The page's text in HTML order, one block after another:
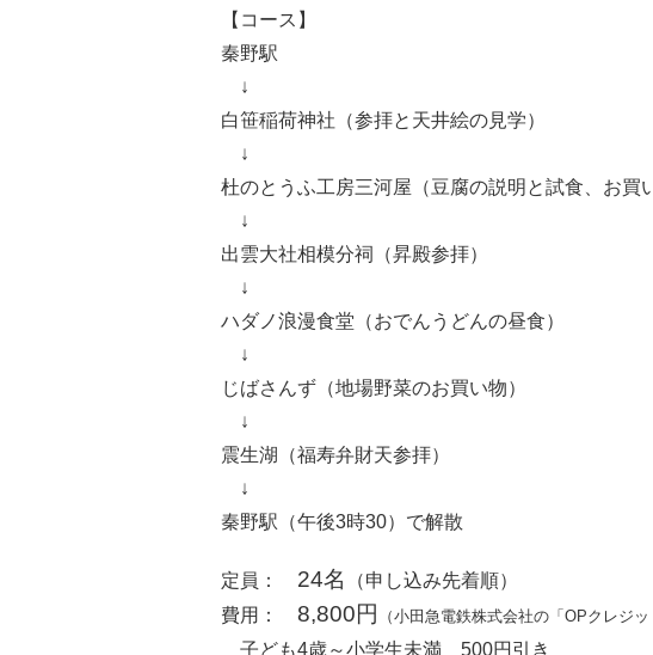
【コース】
秦野駅
↓
白笹稲荷神社（参拝と天井絵の見学）
↓
杜のとうふ工房三河屋（豆腐の説明と試食、お買
↓
出雲大社相模分祠（昇殿参拝）
↓
ハダノ浪漫食堂（おでんうどんの昼食）
↓
じばさんず（地場野菜のお買い物）
↓
震生湖（福寿弁財天参拝）
↓
秦野駅（午後3時30）で解散
定員： 24名
（申し込み先着順）
費用：8,800円 （小田急電鉄株式会社の「OPクレジ
子ども4歳～小学生未満 500円引き